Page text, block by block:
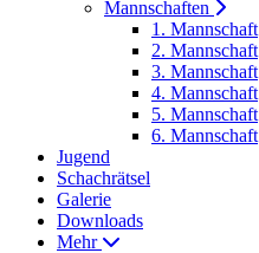
Mannschaften
1. Mannschaft
2. Mannschaft
3. Mannschaft
4. Mannschaft
5. Mannschaft
6. Mannschaft
Jugend
Schachrätsel
Galerie
Downloads
Mehr